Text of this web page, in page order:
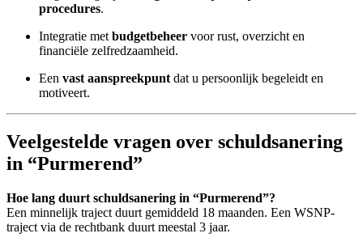
procedures.
Integratie met budgetbeheer voor rust, overzicht en
financiële zelfredzaamheid.
Een vast aanspreekpunt dat u persoonlijk begeleidt en
motiveert.
Veelgestelde vragen over schuldsanering
in “Purmerend”
Hoe lang duurt schuldsanering in “Purmerend”?
Een minnelijk traject duurt gemiddeld 18 maanden. Een WSNP-
traject via de rechtbank duurt meestal 3 jaar.